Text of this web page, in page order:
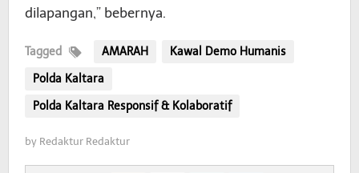
dilapangan,” bebernya.
Tagged AMARAH
Kawal Demo Humanis
Polda Kaltara
Polda Kaltara Responsif & Kolaboratif
by Redaktur Redaktur